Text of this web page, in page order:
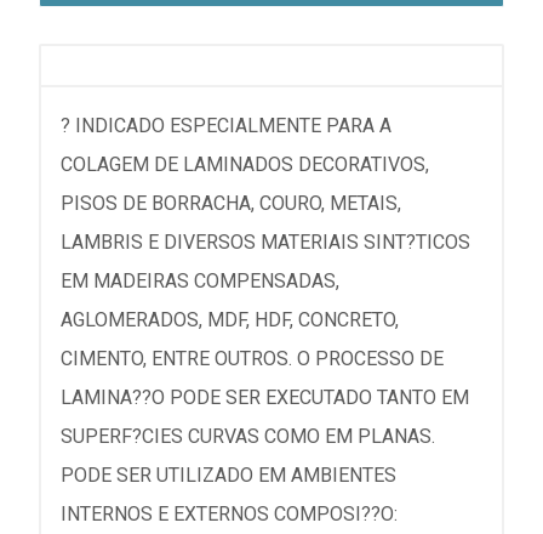
? INDICADO ESPECIALMENTE PARA A
COLAGEM DE LAMINADOS DECORATIVOS,
PISOS DE BORRACHA, COURO, METAIS,
LAMBRIS E DIVERSOS MATERIAIS SINT?TICOS
EM MADEIRAS COMPENSADAS,
AGLOMERADOS, MDF, HDF, CONCRETO,
CIMENTO, ENTRE OUTROS. O PROCESSO DE
LAMINA??O PODE SER EXECUTADO TANTO EM
SUPERF?CIES CURVAS COMO EM PLANAS.
PODE SER UTILIZADO EM AMBIENTES
INTERNOS E EXTERNOS COMPOSI??O: